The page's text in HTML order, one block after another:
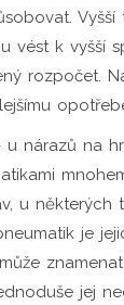
vést k vyšší
rozpočet.
u nárazů na
u některých
je
jej